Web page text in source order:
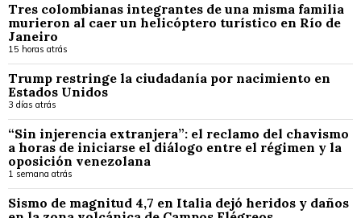
Tres colombianas integrantes de una misma familia
murieron al caer un helicóptero turístico en Río de
Janeiro
15 horas atrás
Trump restringe la ciudadanía por nacimiento en
Estados Unidos
3 días atrás
“Sin injerencia extranjera”: el reclamo del chavismo
a horas de iniciarse el diálogo entre el régimen y la
oposición venezolana
1 semana atrás
Sismo de magnitud 4,7 en Italia dejó heridos y daños